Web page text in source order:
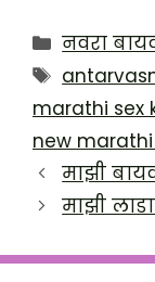
नवरा
Tags
marathi sex
new
माझी
माझी